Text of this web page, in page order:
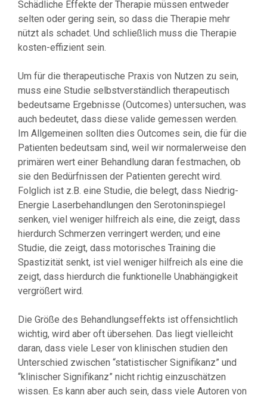
Schädliche Effekte der Therapie müssen entweder
selten oder gering sein, so dass die Therapie mehr
nützt als schadet. Und schließlich muss die Therapie
kosten-effizient sein.
Um für die therapeutische Praxis von Nutzen zu sein,
muss eine Studie selbstverständlich therapeutisch
bedeutsame Ergebnisse (Outcomes) untersuchen, was
auch bedeutet, dass diese valide gemessen werden.
Im Allgemeinen sollten dies Outcomes sein, die für die
Patienten bedeutsam sind, weil wir normalerweise den
primären wert einer Behandlung daran festmachen, ob
sie den Bedürfnissen der Patienten gerecht wird.
Folglich ist z.B. eine Studie, die belegt, dass Niedrig-
Energie Laserbehandlungen den Serotoninspiegel
senken, viel weniger hilfreich als eine, die zeigt, dass
hierdurch Schmerzen verringert werden; und eine
Studie, die zeigt, dass motorisches Training die
Spastizität senkt, ist viel weniger hilfreich als eine die
zeigt, dass hierdurch die funktionelle Unabhängigkeit
vergrößert wird.
Die Größe des Behandlungseffekts ist offensichtlich
wichtig, wird aber oft übersehen. Das liegt vielleicht
daran, dass viele Leser von klinischen studien den
Unterschied zwischen “statistischer Signifikanz” und
“klinischer Signifikanz” nicht richtig einzuschätzen
wissen. Es kann aber auch sein, dass viele Autoren von